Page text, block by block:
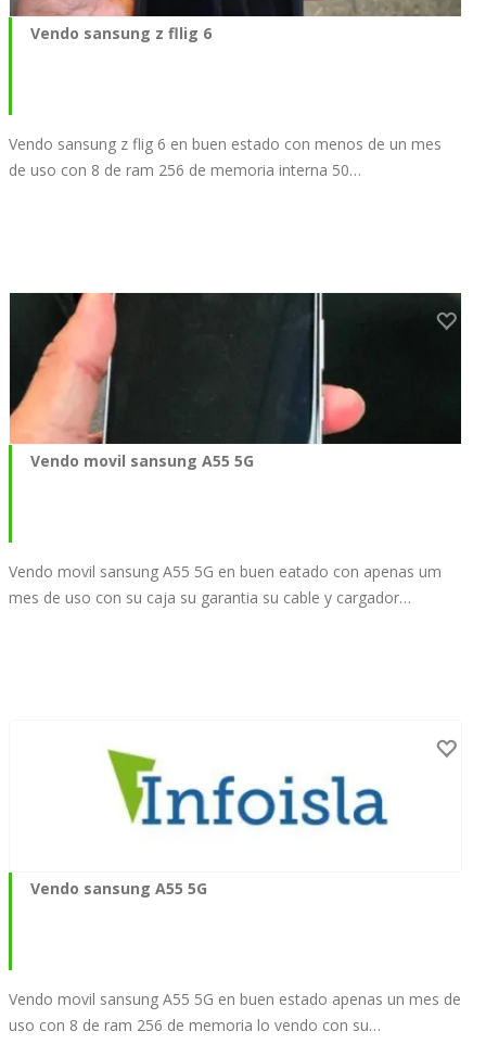
Vendo sansung z fllig 6
Vendo sansung z flig 6 en buen estado con menos de un mes
de uso con 8 de ram 256 de memoria interna 50…
Vendo movil sansung A55 5G
Vendo movil sansung A55 5G en buen eatado con apenas um
mes de uso con su caja su garantia su cable y cargador…
Vendo sansung A55 5G
Vendo movil sansung A55 5G en buen estado apenas un mes de
uso con 8 de ram 256 de memoria lo vendo con su…